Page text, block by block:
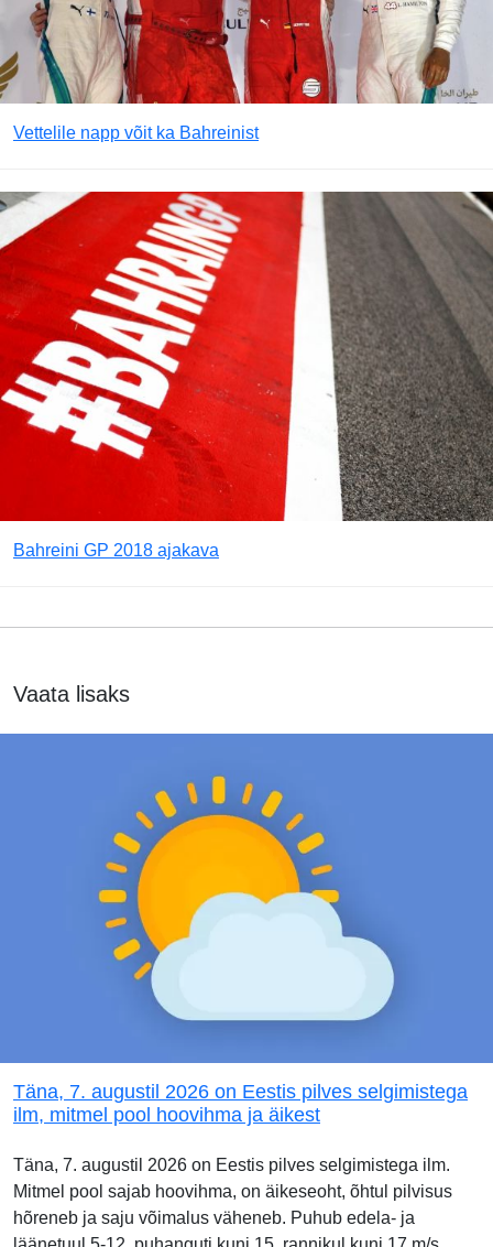
Vettelile napp võit ka Bahreinist
Bahreini GP 2018 ajakava
Vaata lisaks
Täna, 7. augustil 2026 on Eestis pilves selgimistega
ilm, mitmel pool hoovihma ja äikest
Täna, 7. augustil 2026 on Eestis pilves selgimistega ilm.
Mitmel pool sajab hoovihma, on äikeseoht, õhtul pilvisus
hõreneb ja saju võimalus väheneb. Puhub edela- ja